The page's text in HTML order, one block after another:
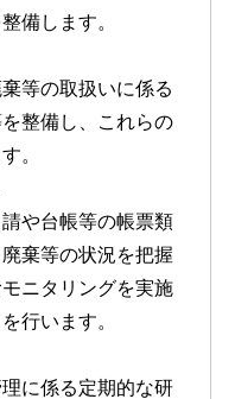
備します。
等の取扱いに係る
整備し、これらの
。
や台帳等の帳票類
棄等の状況を把握
ニタリングを実施
行います。
に係る定期的な研